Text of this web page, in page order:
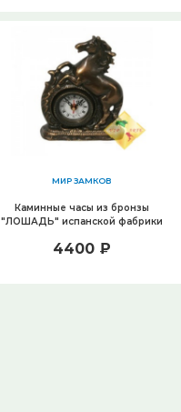
МИР ЗАМКОВ
Каминные часы из бронзы
"ЛОШАДЬ" испанской фабрики
4400 ₽